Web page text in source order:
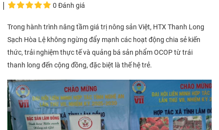
0 Đánh giá
Trong hành trình nâng tầm giá trị nông sản Việt, HTX Thanh Long
Sạch Hòa Lệ không ngừng đẩy mạnh các hoạt động chia sẻ kiến
thức, trải nghiệm thực tế và quảng bá sản phẩm OCOP từ trái
thanh long đến cộng đồng, đặc biệt là thế hệ trẻ.